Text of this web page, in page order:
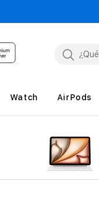
Watch AirPods